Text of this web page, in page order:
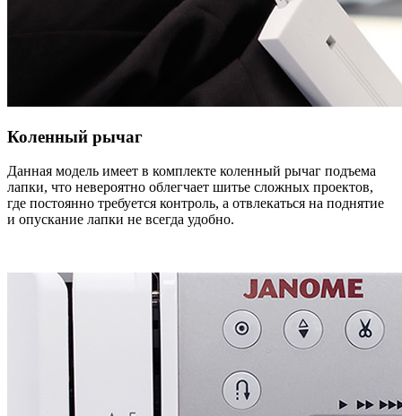
Коленный рычаг
Данная модель имеет в комплекте коленный рычаг подъема
лапки, что невероятно облегчает шитье сложных проектов,
где постоянно требуется контроль, а отвлекаться на поднятие
и опускание лапки не всегда удобно.